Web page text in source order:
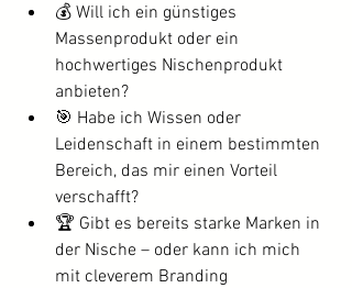
💰 Will ich ein günstiges
Massenprodukt oder ein
hochwertiges Nischenprodukt
anbieten?
🎯 Habe ich Wissen oder
Leidenschaft in einem bestimmten
Bereich, das mir einen Vorteil
verschafft?
🏆 Gibt es bereits starke Marken in
der Nische – oder kann ich mich
mit cleverem Branding